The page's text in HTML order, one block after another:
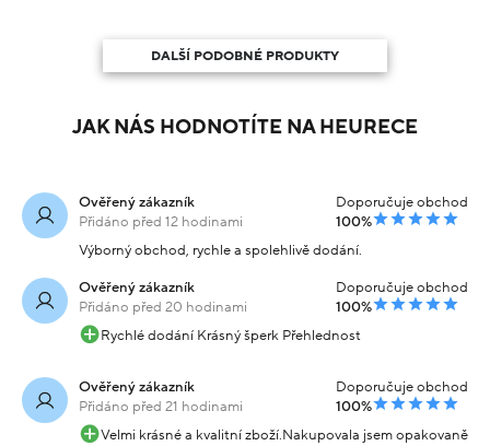
DALŠÍ PODOBNÉ PRODUKTY
JAK NÁS HODNOTÍTE NA HEURECE
Ověřený zákazník
Přidáno před 12 hodinami
Doporučuje obchod
100%
Výborný obchod, rychle a spolehlivě dodání.
Ověřený zákazník
Přidáno před 20 hodinami
Doporučuje obchod
100%
Rychlé dodání Krásný šperk Přehlednost
Ověřený zákazník
Přidáno před 21 hodinami
Doporučuje obchod
100%
Velmi krásné a kvalitní zboží.Nakupovala jsem opakovaně